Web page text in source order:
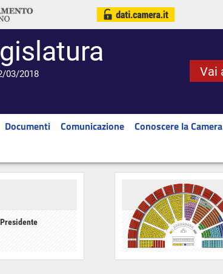
03/2018 Vai
Documenti Comunicazione Conoscere la Camera